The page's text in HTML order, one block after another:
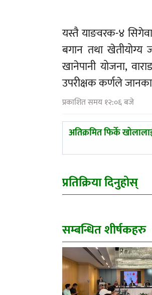
यस्तै याङवरक-४
बगान तथा खेतीयोग्य
खानेपानी योजना,
उपरीक्षक कर्णले
प्रकाशित समय १२:०६ बजे
पछिल्लाे
अतिक्रमित फिर्के
प्रतिक्रिया दिनुहोस्
सम्बन्धित शीर्षकहरु